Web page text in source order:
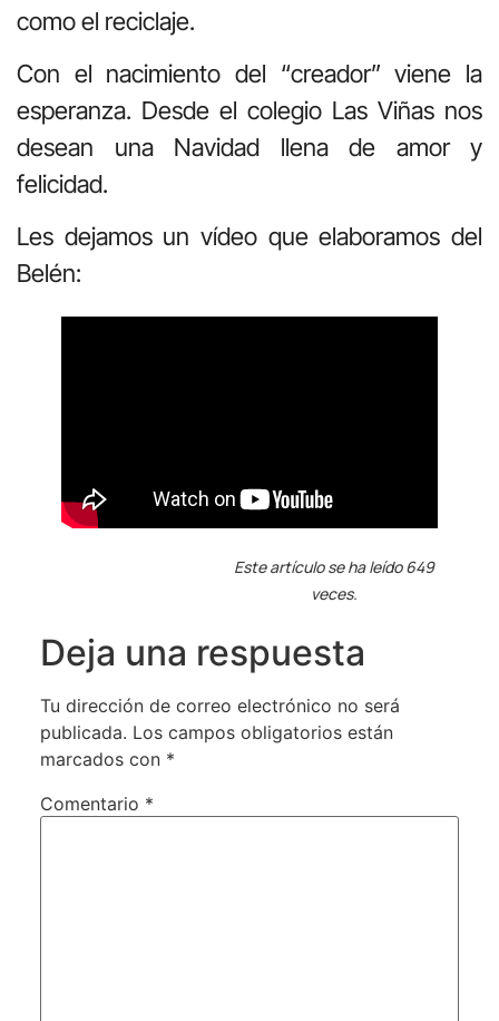
como el reciclaje.
Con el nacimiento del “creador” viene la
esperanza. Desde el colegio Las Viñas nos
desean una Navidad llena de amor y
felicidad.
Les dejamos un vídeo que elaboramos del
Belén:
Este artículo se ha leído 649
veces.
Deja una respuesta
Tu dirección de correo electrónico no será
publicada. Los campos obligatorios están
marcados con *
Comentario *